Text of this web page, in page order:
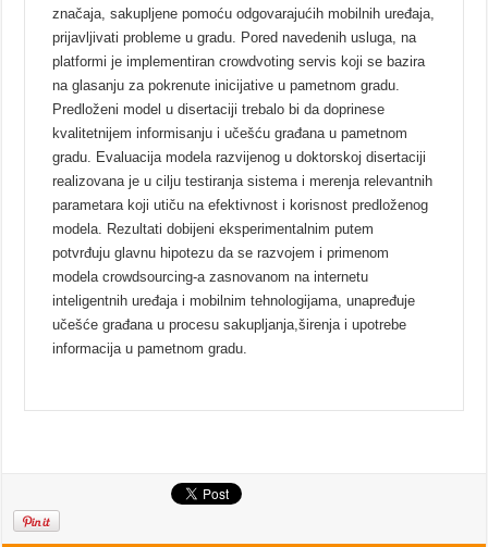
značaja, sakupljene pomoću odgovarajućih mobilnih uređaja,
prijavljivati probleme u gradu. Pored navedenih usluga, na
platformi je implementiran crowdvoting servis koji se bazira
na glasanju za pokrenute inicijative u pametnom gradu.
Predloženi model u disertaciji trebalo bi da doprinese
kvalitetnijem informisanju i učešću građana u pametnom
gradu. Evaluacija modela razvijenog u doktorskoj disertaciji
realizovana je u cilju testiranja sistema i merenja relevantnih
parametara koji utiču na efektivnost i korisnost predloženog
modela. Rezultati dobijeni eksperimentalnim putem
potvrđuju glavnu hipotezu da se razvojem i primenom
modela crowdsourcing-a zasnovanom na internetu
inteligentnih uređaja i mobilnim tehnologijama, unapređuje
učešće građana u procesu sakupljanja,širenja i upotrebe
informacija u pametnom gradu.